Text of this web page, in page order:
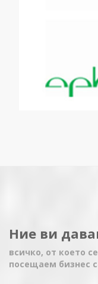
Ние ви
всичко, от което
посещаем бизнес